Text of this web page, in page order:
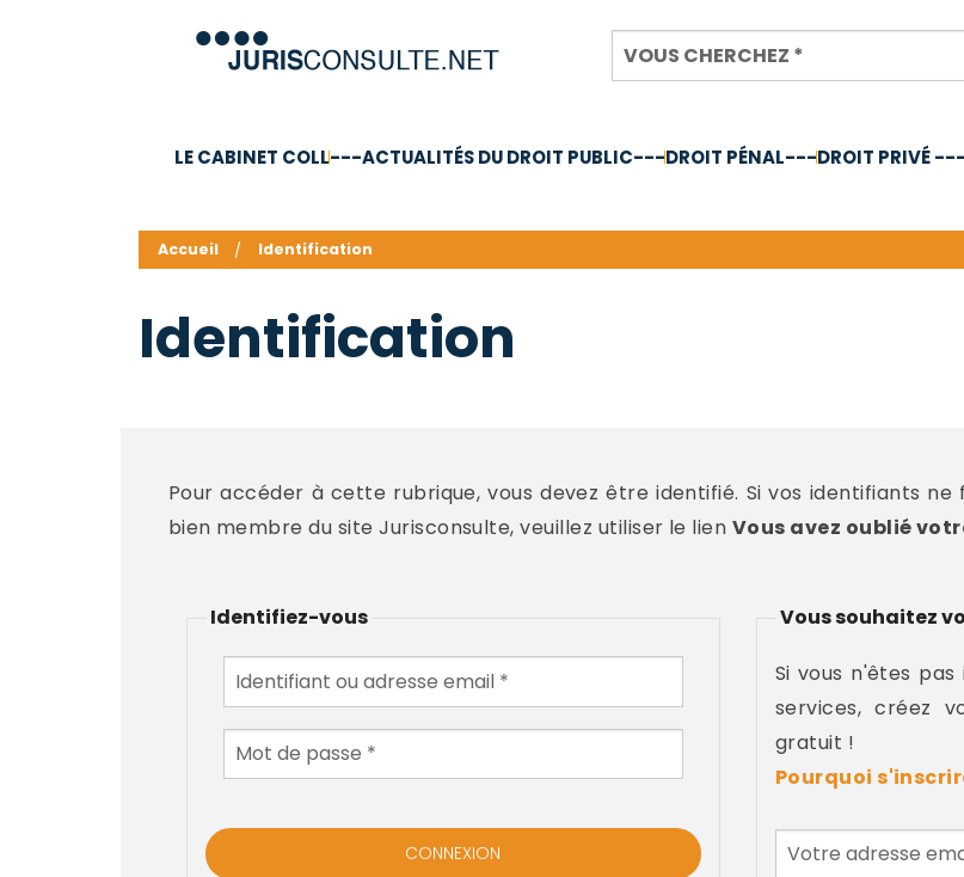
LE CABINET COLL---ACTUALITÉS DU DROIT PUBLIC---DROIT PÉNAL---DROIT PRIVÉ
Accueil Identification
Identification
Pour accéder à cette rubrique, vous devez être identifié. Si vos identifiants
bien membre du site Jurisconsulte, veuillez utiliser le lien Vous avez oublié
Identifiez-vous Vous souhaitez
Si vous n'êtes
services, créez
gratuit !
Pourquoi